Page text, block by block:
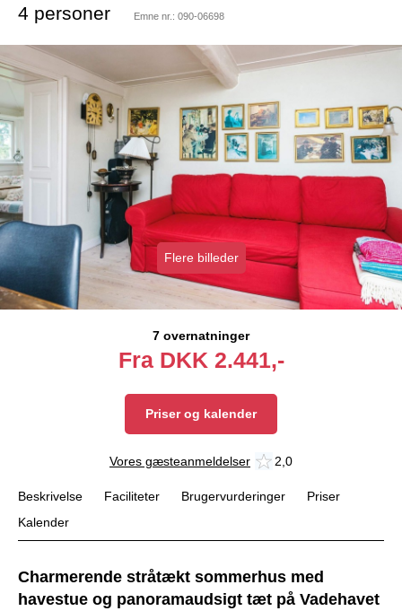
4 personer Emne nr.: 090-06698
Flere billeder
7 overnatninger
Fra DKK 2.441,-
Priser og kalender
Vores gæsteanmeldelser 2,0
Beskrivelse Faciliteter Brugervurderinger
Priser
Kalender
Charmerende stråtækt sommerhus med
havestue og panoramaudsigt tæt på Vadehavet